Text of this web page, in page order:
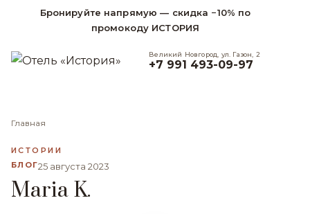
Бронируйте напрямую — скидка −10% по
промокоду ИСТОРИЯ
Великий Новгород, ул. Газон, 2
+7 991 493-09-97
Главная
ИСТОРИИ
БЛОГ25 августа 2023
Maria K.